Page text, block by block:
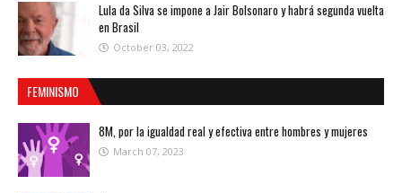
Lula da Silva se impone a Jair Bolsonaro y habrá segunda vuelta
en Brasil
October 03, 2022
FEMINISMO
8M, por la igualdad real y efectiva entre hombres y mujeres
March 07, 2023